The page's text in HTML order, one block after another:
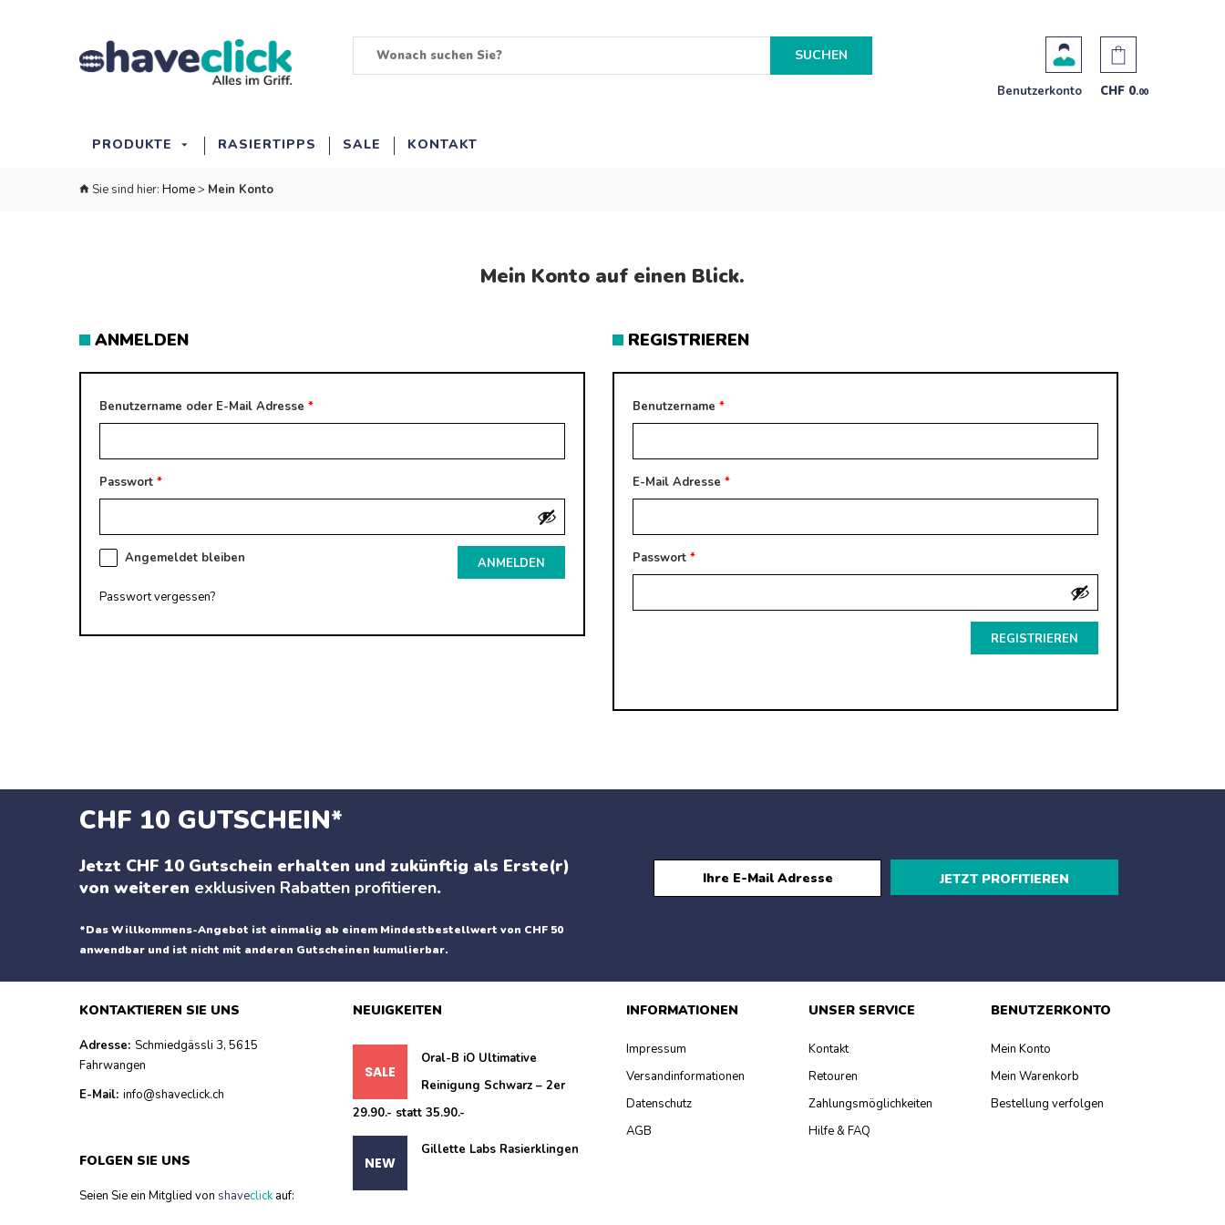
SUCHEN
CHF 0.00
Benutzerkonto
PRODUKTE RASIERTIPPS SALE KONTAKT
Sie sind hier: Home> Mein Konto
Mein Konto auf einen Blick.
ANMELDEN
Benutzername oder E-Mail Adresse *
Passwort *
Alternative:
Angemeldet bleiben
Passwort vergessen?
REGISTRIEREN
Benutzername *
E-Mail Adresse *
Passwort *
CHF 10 GUTSCHEIN*
Jetzt CHF 10 Gutschein erhalten und zukünftig als Erste(r)
von weiteren exklusiven Rabatten profitieren.
*Das Willkommens-Angebot ist einmalig ab einem Mindestbestellwert von CHF 50
anwendbar und ist nicht mit anderen Gutscheinen kumulierbar.
JETZT PROFITIEREN
KONTAKTIEREN SIE UNS
Adresse: Schmiedgässli 3, 5615
Fahrwangen
E-Mail: info@shaveclick.ch
FOLGEN SIE UNS
Seien Sie ein Mitglied von shaveclick auf:
NEUIGKEITEN
Oral-B iO Ultimative
Reinigung Schwarz – 2er
29.90.- statt 35.90.-
Gillette Labs Rasierklingen
INFORMATIONEN
Impressum
Versandinformationen
Datenschutz
AGB
UNSER SERVICE
Kontakt
Retouren
Zahlungsmöglichkeiten
Hilfe & FAQ
BENUTZERKONTO
Mein Konto
Mein Warenkorb
Bestellung verfolgen